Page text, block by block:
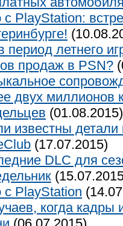
с PlayStation:
период летнего
продаж в PSN?
двух миллионов
(01.08.2015)
известны
(17.07.2015)
DLC для
с PlayStation
когда кадры